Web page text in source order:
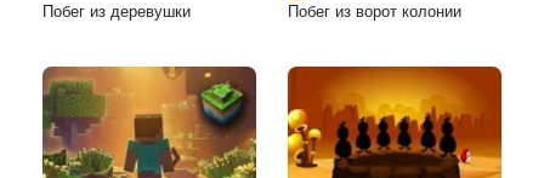
Побег из деревушки Побег из ворот колонии